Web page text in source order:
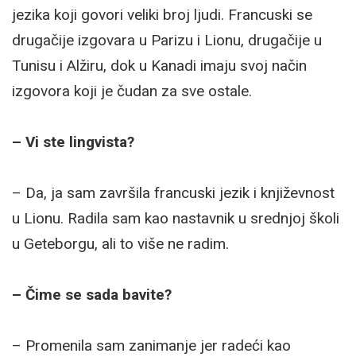
jezika koji govori veliki broj ljudi. Francuski se
drugačije izgovara u Parizu i Lionu, drugačije u
Tunisu i Alžiru, dok u Kanadi imaju svoj način
izgovora koji je čudan za sve ostale.
– Vi ste lingvista?
– Da, ja sam završila francuski jezik i književnost
u Lionu. Radila sam kao nastavnik u srednjoj školi
u Geteborgu, ali to više ne radim.
– Čime se sada bavite?
– Promenila sam zanimanje jer radeći kao